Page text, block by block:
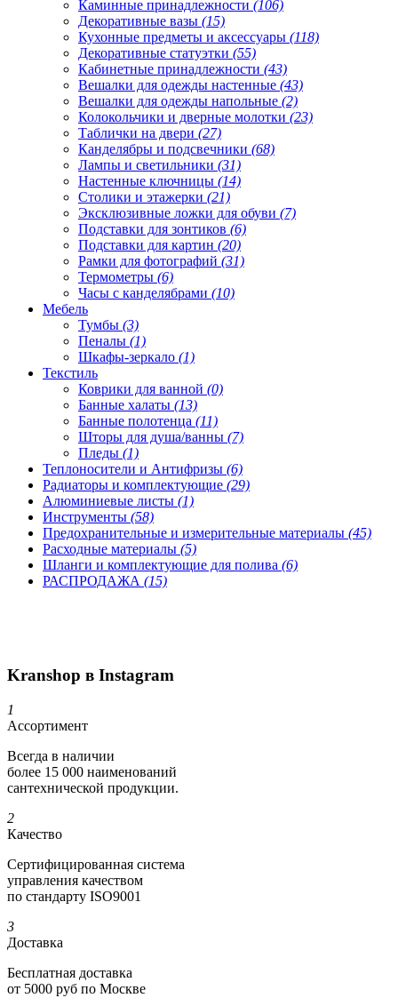
Каминные принадлежности (106)
Декоративные вазы (15)
Кухонные предметы и аксессуары (118)
Декоративные статуэтки (55)
Кабинетные принадлежности (43)
Вешалки для одежды настенные (43)
Вешалки для одежды напольные (2)
Колокольчики и дверные молотки (23)
Таблички на двери (27)
Канделябры и подсвечники (68)
Лампы и светильники (31)
Настенные ключницы (14)
Столики и этажерки (21)
Эксклюзивные ложки для обуви (7)
Подставки для зонтиков (6)
Подставки для картин (20)
Рамки для фотографий (31)
Термометры (6)
Часы с канделябрами (10)
Мебель
Тумбы (3)
Пеналы (1)
Шкафы-зеркало (1)
Текстиль
Коврики для ванной (0)
Банные халаты (13)
Банные полотенца (11)
Шторы для душа/ванны (7)
Пледы (1)
Теплоносители и Антифризы (6)
Радиаторы и комплектующие (29)
Алюминиевые листы (1)
Инструменты (58)
Предохранительные и измерительные материалы (45)
Расходные материалы (5)
Шланги и комплектующие для полива (6)
РАСПРОДАЖА (15)
Kranshop в Instagram
1
Ассортимент
Всегда в наличии
более 15 000 наименований
сантехнической продукции.
2
Качество
Сертифициро­ванная система
управления качеством
по стандарту ISO9001
3
Доставка
Бесплатная доставка
от 5000 руб по Москве